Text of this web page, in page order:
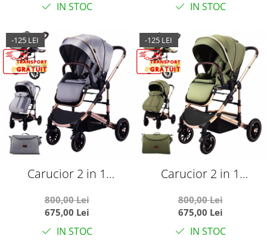
IN STOC IN STOC
-125 LEI
Carucior 2 in 1
pliabil, F3 Luxury Grey
800,00 Lei
675,00 Lei
IN STOC
-125 LEI
Carucior 2 in 1
pliabil, F3 Luxury Olive
800,00 Lei
675,00 Lei
IN STOC